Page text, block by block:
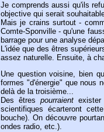
Je comprends aussi qu'ils
objective qui serait
Mais je crains surtout -
Comte-Sponville - qu'une
barrage pour une analyse
L'idée que des êtres
assez naturelle. Ensuite, à
Une question voisine, bien
formes "d'énergie" que nous
delà de la troisième...
Des êtres pourraientexister
scientifiques écarteront
bouche). On découvre
ondes radio, etc.).